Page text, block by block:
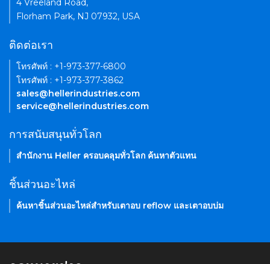
4 Vreeland Road,
Florham Park, NJ 07932, USA
ติดต่อเรา
โทรศัพท์ : +1-973-377-6800
โทรศัพท์ : +1-973-377-3862
sales@hellerindustries.com
service@hellerindustries.com
การสนับสนุนทั่วโลก
สำนักงาน Heller ครอบคลุมทั่วโลก ค้นหาตัวแทน
ชิ้นส่วนอะไหล่
ค้นหาชิ้นส่วนอะไหล่สำหรับเตาอบ reflow และเตาอบบ่ม